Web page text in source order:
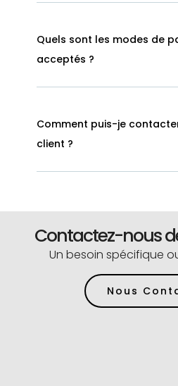
Quels sont les modes de
acceptés ?
Comment puis-je
client ?
Contactez-nous
Un besoin spécifique
Nous